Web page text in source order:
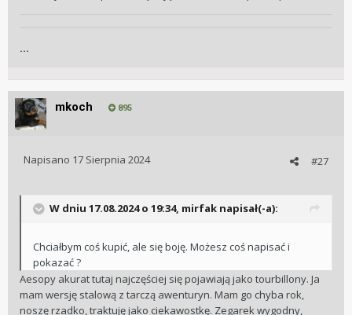
...
mkoch 895
#27
Napisano 17 Sierpnia 2024
W dniu 17.08.2024 o 19:34, mirfak napisał(-a):
Chciałbym coś kupić, ale się boję. Możesz coś napisać i
pokazać ?
Aesopy akurat tutaj najczęściej się pojawiają jako tourbillony. Ja
mam wersję stalową z tarczą awenturyn. Mam go chyba rok,
noszę rzadko, traktuję jako ciekawostkę. Zegarek wygodny,